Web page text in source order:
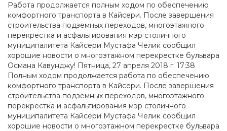
Работа продолжается полным ходом по обеспечению
комфортного транспорта в Кайсери. После завершения
строительства подземных переходов, многоэтажного
перекрестка и асфальтирования мэр столичного
муниципалитета Кайсери Мустафа Челик сообщил
хорошие новости о многоэтажном перекрестке бульвара
Османа Кавунджу! Пятница, 27 апреля 2018 г. 17:38
Полным ходом продолжается работа по обеспечению
комфортного транспорта в Кайсери. После завершения
строительства подземных переходов, многоэтажного
перекрестка и асфальтирования мэр столичного
муниципалитета Кайсери Мустафа Челик сообщил
хорошие новости о многоэтажном перекрестке бульвара